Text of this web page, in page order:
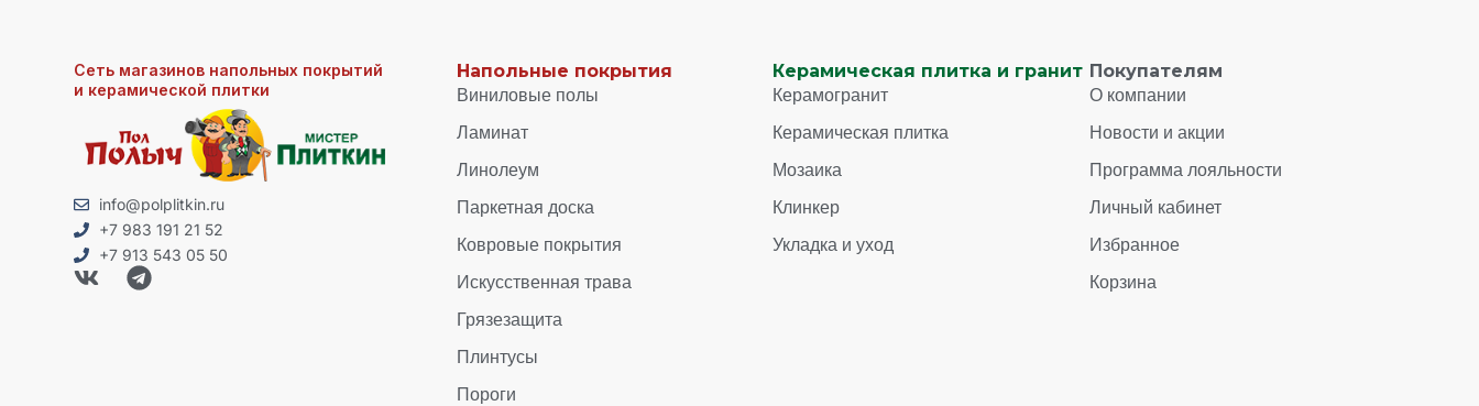
Сеть магазинов напольных покрытий
и керамической плитки
info@polplitkin.ru
+7 983 191 21 52
+7 913 543 05 50
Напольные покрытия
Виниловые полы
Ламинат
Линолеум
Паркетная доска
Ковровые покрытия
Искусственная трава
Грязезащита
Плинтусы
Пороги
Керамическая плитка и гранит
Керамогранит
Керамическая плитка
Мозаика
Клинкер
Укладка и уход
Покупателям
О компании
Новости и акции
Программа лояльности
Личный кабинет
Избранное
Корзина